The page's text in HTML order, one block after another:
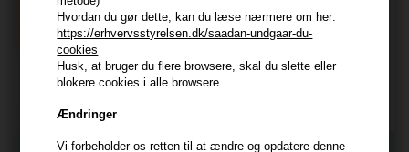
Hvordan du gør dette, kan du læse nærmere om her:
https://erhvervsstyrelsen.dk/saadan-undgaar-du-
cookies
Husk, at bruger du flere browsere, skal du slette eller
blokere cookies i alle browsere.
Ændringer
Vi forbeholder os retten til at ændre og opdatere denne
TILMELD
ConsentJeg accepterer vilkår og betingelser.
Husk at vi har